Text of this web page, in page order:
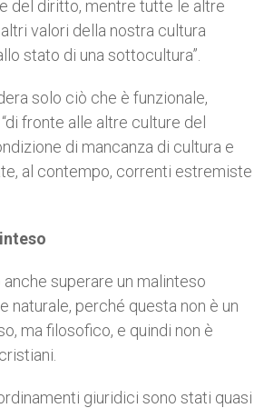
del diritto, mentre tutte le altre
valori della nostra cultura
stato di una sottocultura”.
solo ciò che è funzionale,
“di fronte alle altre culture del
di mancanza di cultura e
al contempo, correnti estremiste
anche superare un malinteso
naturale, perché questa non è un
ma filosofico, e quindi non è
giuridici sono stati quasi